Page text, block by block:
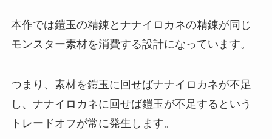
本作では鎧玉の精錬とナナイロカネの精錬が同じ
モンスター素材を消費する設計になっています。
つまり、素材を鎧玉に回せばナナイロカネが不足
し、ナナイロカネに回せば鎧玉が不足するという
トレードオフが常に発生します。